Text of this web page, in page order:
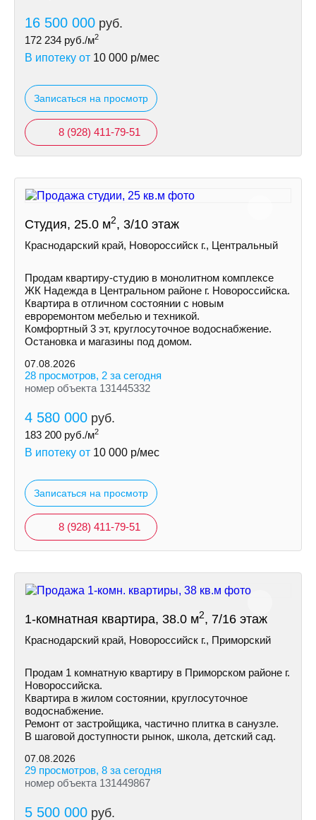
16 500 000 руб.
172 234 руб./м2
В ипотеку от 10 000 р/мес
Записаться на просмотр
8 (928) 411-79-51
Студия, 25.0 м2, 3/10 этаж
Краснодарский край, Новороссийск г., Центральный
Продам квартиру-студию в монолитном комплексе
ЖК Надежда в Центральном районе г. Новороссийска.
Квартира в отличном состоянии с новым
евроремонтом мебелью и техникой.
Комфортный 3 эт, круглосуточное водоснабжение.
Остановка и магазины под домом.
07.08.2026
28 просмотров, 2 за сегодня
номер объекта 131445332
4 580 000 руб.
183 200 руб./м2
В ипотеку от 10 000 р/мес
Записаться на просмотр
8 (928) 411-79-51
1-комнатная квартира, 38.0 м2, 7/16 этаж
Краснодарский край, Новороссийск г., Приморский
Продам 1 комнатную квартиру в Приморском районе г.
Новороссийска.
Квартира в жилом состоянии, круглосуточное
водоснабжение.
Ремонт от застройщика, частично плитка в санузле.
В шаговой доступности рынок, школа, детский сад.
07.08.2026
29 просмотров, 8 за сегодня
номер объекта 131449867
5 500 000 руб.